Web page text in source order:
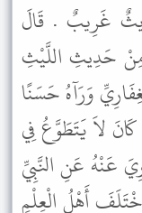
غَرِيبٌ . قَالَ
مِنْ حَدِيثِ اللَّيْثِ
وَرَآهُ حَسَنًا
لاَ يَتَطَوَّعُ فِي
عَنْهُ عَنِ النَّبِيِّ
أَهْلُ الْعِلْمِ